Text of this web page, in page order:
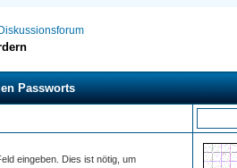
Passworts
eingeben. Dies ist nötig, um